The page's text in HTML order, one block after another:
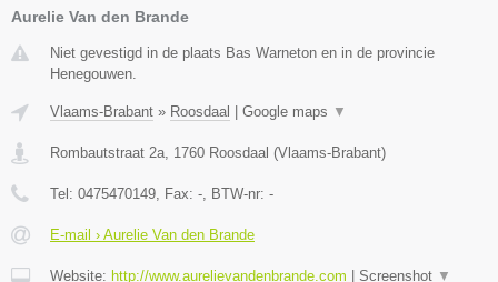
Aurelie Van den Brande
Niet gevestigd in de plaats Bas Warneton en in de provincie
Henegouwen.
Vlaams-Brabant » Roosdaal | Google maps ▼
Rombautstraat 2a 1760 Roosdaal (Vlaams-Brabant)
Tel: 0475470149 , Fax: - , BTW-nr: -
E-mail › Aurelie Van den Brande
Website: http://www.aurelievandenbrande.com | Screenshot ▼